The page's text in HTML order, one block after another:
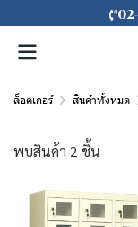
ล็อคเกอร์ สินค้าทั้งหมด
พบสินค้า 2 ชิ้น